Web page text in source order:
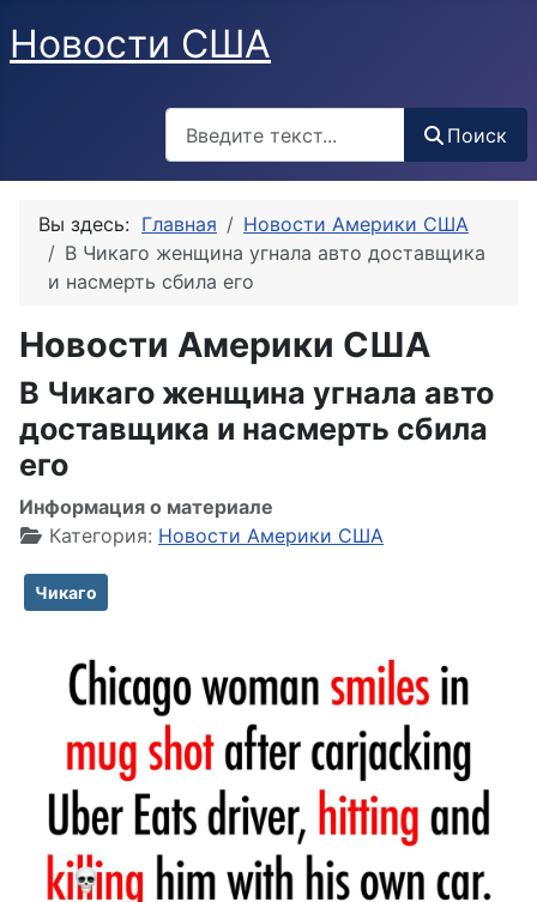
Новости США
Поиск
Вы здесь: Главная
Новости Америки США
В Чикаго женщина угнала авто доставщика
и насмерть сбила его
Новости Америки США
В Чикаго женщина угнала авто
доставщика и насмерть сбила
его
Информация о материале
Категория: Новости Америки США
Чикаго